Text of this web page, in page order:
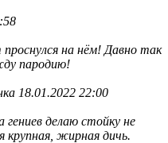
на нём! Давно так
пародию!
18.01.2022 22:00
делаю стойку не
жирная дичь.